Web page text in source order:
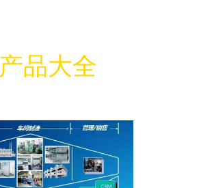
产品大全